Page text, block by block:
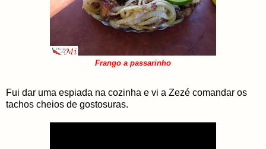
Frango a passarinho
Fui dar uma espiada na cozinha e vi a Zezé comandar os
tachos cheios de gostosuras.